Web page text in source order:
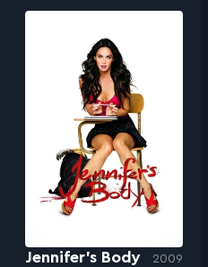
Jennifer’s Body 2009